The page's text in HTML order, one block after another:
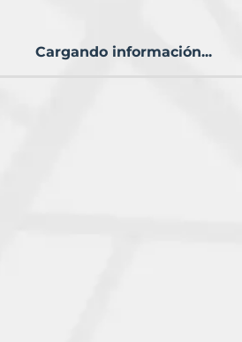
Cargando información...